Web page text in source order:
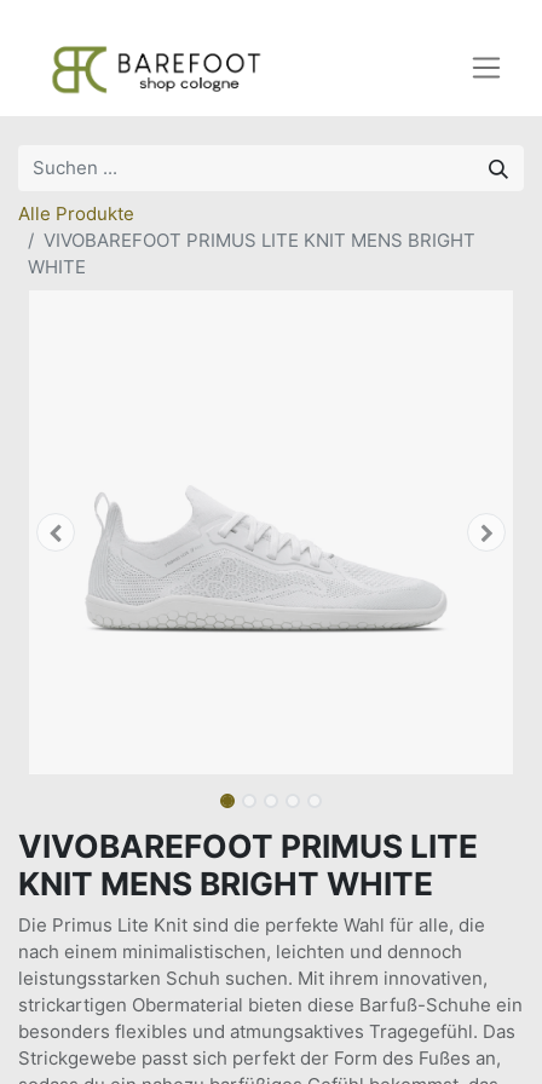
Alle Produkte
VIVOBAREFOOT PRIMUS LITE KNIT MENS BRIGHT
WHITE
VIVOBAREFOOT PRIMUS LITE
KNIT MENS BRIGHT WHITE
Die Primus Lite Knit sind die perfekte Wahl für alle, die
nach einem minimalistischen, leichten und dennoch
leistungsstarken Schuh suchen. Mit ihrem innovativen,
strickartigen Obermaterial bieten diese Barfuß-Schuhe ein
besonders flexibles und atmungsaktives Tragegefühl. Das
Strickgewebe passt sich perfekt der Form des Fußes an,